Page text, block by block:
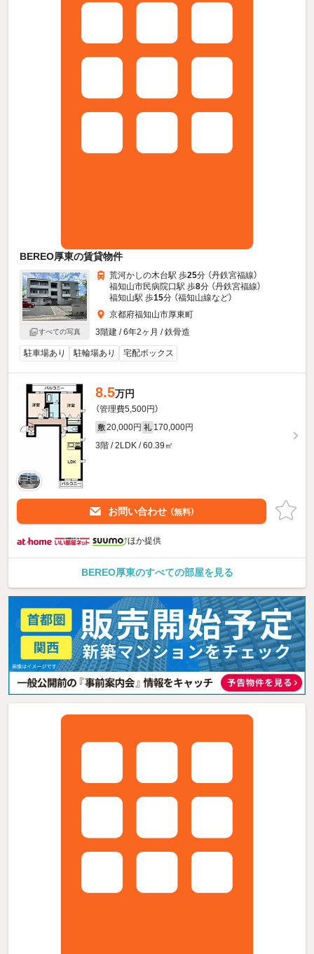
BEREO厚東の賃貸物件
すべての写真
荒河かしの木台駅 歩25分 （丹鉄宮福線）
福知山市民病院口駅 歩8分 （丹鉄宮福線）
福知山駅 歩15分 （福知山線など）
京都府福知山市厚東町
3階建 / 6年2ヶ月 / 鉄骨造
駐車場あり 駐輪場あり 宅配ボックス
8.5万円
（管理費5,500円）
敷 20,000円 礼 170,000円
3階 / 2LDK / 60.39㎡
お問い合わせ （無料）
ほか提供
BEREO厚東のすべての部屋を見る